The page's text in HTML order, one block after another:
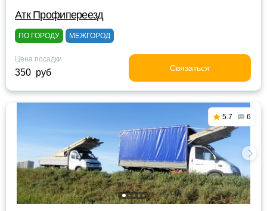
Атк Профипереезд
ПО ГОРОДУ МЕЖГОРОД
Цена посадки
350 руб Связаться
5.7 6